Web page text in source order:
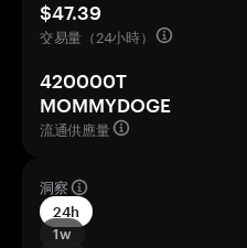
$47.39
交易量（24小時）
420000T
MOMMYDOGE
流通供應量
洞察
24h
1w